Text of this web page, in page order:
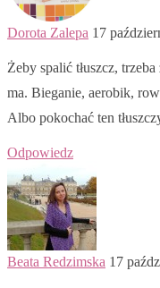
Dorota Zalepa 17
Żeby spalić tłuszcz,
ma. Bieganie, aerobik,
Albo pokochać ten
Odpowiedz
Beata Redzimska 17